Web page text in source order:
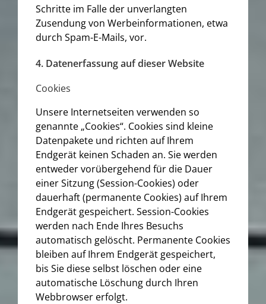
Schritte im Falle der unverlangten
Zusendung von Werbeinformationen, etwa
durch Spam-E-Mails, vor.
4. Datenerfassung auf dieser Website
Cookies
Unsere Internetseiten verwenden so
genannte „Cookies“. Cookies sind kleine
Datenpakete und richten auf Ihrem
Endgerät keinen Schaden an. Sie werden
entweder vorübergehend für die Dauer
einer Sitzung (Session-Cookies) oder
dauerhaft (permanente Cookies) auf Ihrem
Endgerät gespeichert. Session-Cookies
werden nach Ende Ihres Besuchs
automatisch gelöscht. Permanente Cookies
bleiben auf Ihrem Endgerät gespeichert,
bis Sie diese selbst löschen oder eine
automatische Löschung durch Ihren
Webbrowser erfolgt.